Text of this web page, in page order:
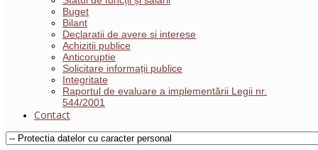
Buget
Bilant
Declaratii de avere si interese
Achizitii publice
Anticoruptie
Solicitare informații publice
Integritate
Raportul de evaluare a implementării Legii nr.
544/2001
Contact